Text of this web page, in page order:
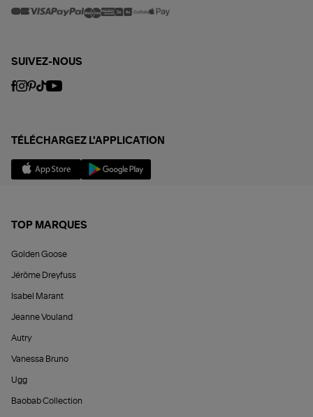
SUIVEZ-NOUS
TÉLÉCHARGEZ L'APPLICATION
TOP MARQUES
Golden Goose
Jérôme Dreyfuss
Isabel Marant
Jeanne Vouland
Autry
Vanessa Bruno
Ugg
Baobab Collection